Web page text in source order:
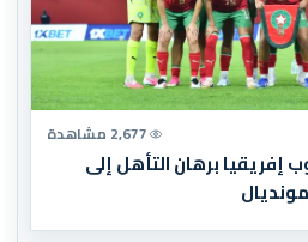
2,677 مشاهدة
إفريقيا برهان التأهل إلى